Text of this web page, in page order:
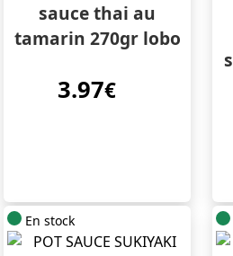
sauce thai au
tamarin 270gr lobo
3.97€
En stock